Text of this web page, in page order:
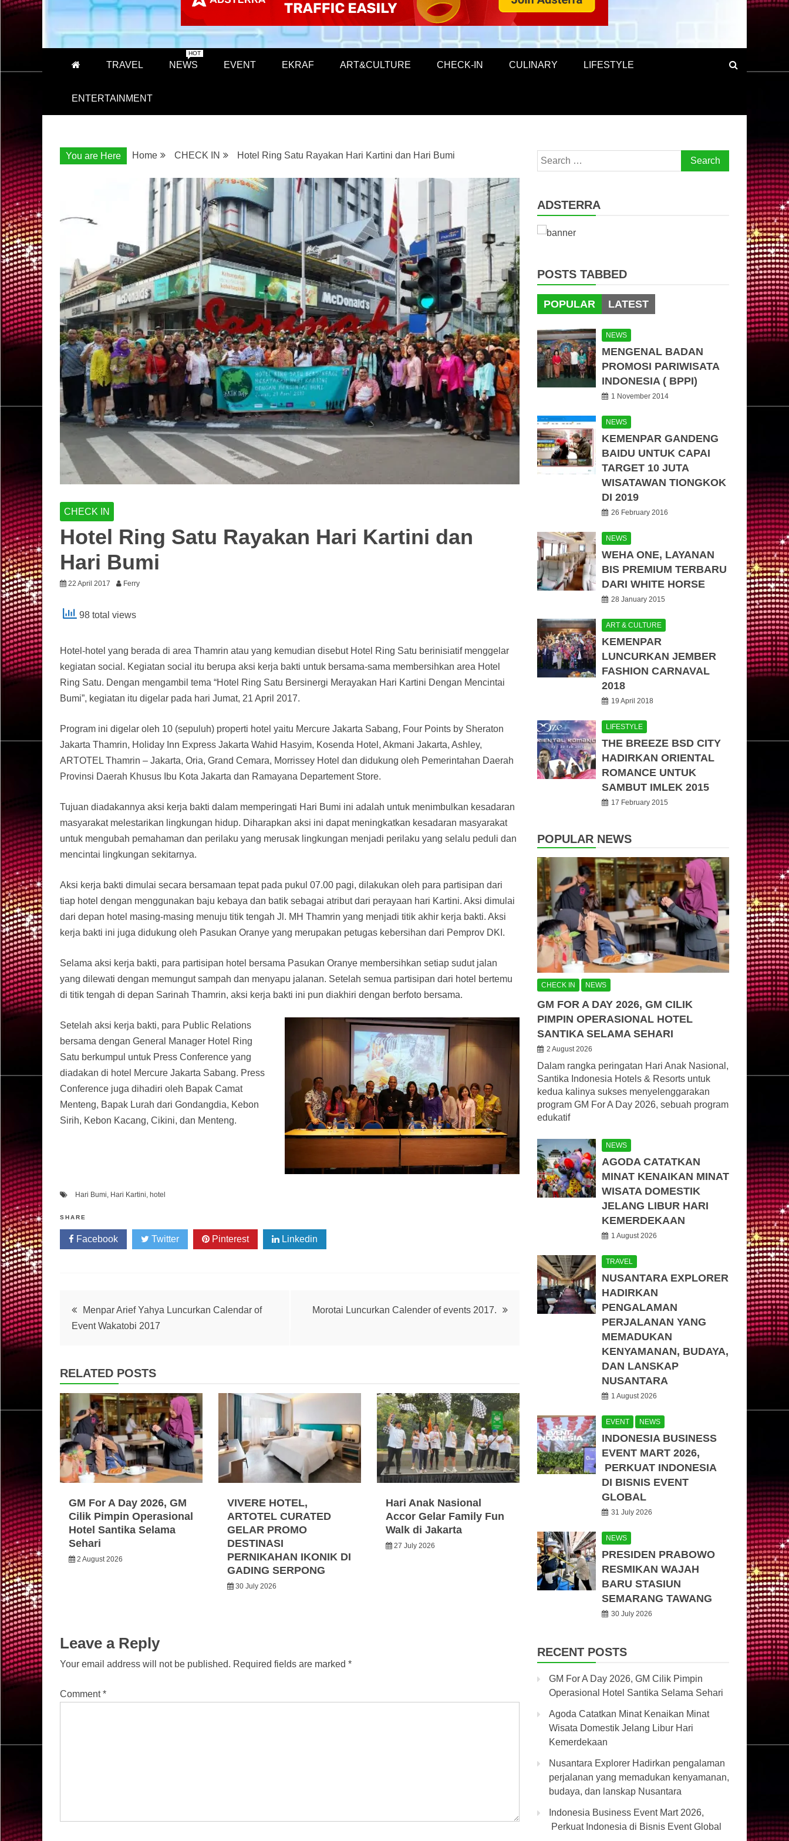
TRAVEL NEWS
HOT
EVENT EKRAF ART&CULTURE CHECK-IN CULINARY LIFESTYLE
ENTERTAINMENT
You are Here Home CHECK IN Hotel Ring Satu Rayakan Hari Kartini dan Hari Bumi
CHECK IN
Hotel Ring Satu Rayakan Hari Kartini dan
Hari Bumi
22 April 2017 Ferry
98 total views
Hotel-hotel yang berada di area Thamrin atau yang kemudian disebut Hotel Ring Satu berinisiatif menggelar
kegiatan social. Kegiatan social itu berupa aksi kerja bakti untuk bersama-sama membersihkan area Hotel
Ring Satu. Dengan mengambil tema “Hotel Ring Satu Bersinergi Merayakan Hari Kartini Dengan Mencintai
Bumi”, kegiatan itu digelar pada hari Jumat, 21 April 2017.
Program ini digelar oleh 10 (sepuluh) properti hotel yaitu Mercure Jakarta Sabang, Four Points by Sheraton
Jakarta Thamrin, Holiday Inn Express Jakarta Wahid Hasyim, Kosenda Hotel, Akmani Jakarta, Ashley,
ARTOTEL Thamrin – Jakarta, Oria, Grand Cemara, Morrissey Hotel dan didukung oleh Pemerintahan Daerah
Provinsi Daerah Khusus Ibu Kota Jakarta dan Ramayana Departement Store.
Tujuan diadakannya aksi kerja bakti dalam memperingati Hari Bumi ini adalah untuk menimbulkan kesadaran
masyarakat melestarikan lingkungan hidup. Diharapkan aksi ini dapat meningkatkan kesadaran masyarakat
untuk mengubah pemahaman dan perilaku yang merusak lingkungan menjadi perilaku yang selalu peduli dan
mencintai lingkungan sekitarnya.
Aksi kerja bakti dimulai secara bersamaan tepat pada pukul 07.00 pagi, dilakukan oleh para partisipan dari
tiap hotel dengan menggunakan baju kebaya dan batik sebagai atribut dari perayaan hari Kartini. Aksi dimulai
dari depan hotel masing-masing menuju titik tengah Jl. MH Thamrin yang menjadi titik akhir kerja bakti. Aksi
kerja bakti ini juga didukung oleh Pasukan Oranye yang merupakan petugas kebersihan dari Pemprov DKI.
Selama aksi kerja bakti, para partisipan hotel bersama Pasukan Oranye membersihkan setiap sudut jalan
yang dilewati dengan memungut sampah dan menyapu jalanan. Setelah semua partisipan dari hotel bertemu
di titik tengah di depan Sarinah Thamrin, aksi kerja bakti ini pun diakhiri dengan berfoto bersama.
Setelah aksi kerja bakti, para Public Relations
bersama dengan General Manager Hotel Ring
Satu berkumpul untuk Press Conference yang
diadakan di hotel Mercure Jakarta Sabang. Press
Conference juga dihadiri oleh Bapak Camat
Menteng, Bapak Lurah dari Gondangdia, Kebon
Sirih, Kebon Kacang, Cikini, dan Menteng.
Hari Bumi, Hari Kartini, hotel
SHARE
Facebook Twitter Pinterest Linkedin
PostMenpar Arief Yahya Luncurkan Calendar of
Event Wakatobi 2017
Morotai Luncurkan Calender of events 2017.
RELATED POSTS
GM For A Day 2026, GM
Cilik Pimpin Operasional
Hotel Santika Selama
Sehari
2 August 2026
VIVERE HOTEL,
ARTOTEL CURATED
GELAR PROMO
DESTINASI
PERNIKAHAN IKONIK DI
GADING SERPONG
30 July 2026
Hari Anak Nasional
Accor Gelar Family Fun
Walk di Jakarta
27 July 2026
Leave a Reply
Your email address will not be published. Required fields are marked *
Comment*
Search
for:
ADSTERRA
POSTS TABBED
POPULAR LATEST
NEWS
MENGENAL BADAN
PROMOSI PARIWISATA
INDONESIA ( BPPI)
1 November 2014
NEWS
KEMENPAR GANDENG
BAIDU UNTUK CAPAI
TARGET 10 JUTA
WISATAWAN TIONGKOK
DI 2019
26 February 2016
NEWS
WEHA ONE, LAYANAN
BIS PREMIUM TERBARU
DARI WHITE HORSE
28 January 2015
ART & CULTURE
KEMENPAR
LUNCURKAN JEMBER
FASHION CARNAVAL
2018
19 April 2018
LIFESTYLE
THE BREEZE BSD CITY
HADIRKAN ORIENTAL
ROMANCE UNTUK
SAMBUT IMLEK 2015
17 February 2015
POPULAR NEWS
CHECK IN NEWS
GM FOR A DAY 2026, GM CILIK
PIMPIN OPERASIONAL HOTEL
SANTIKA SELAMA SEHARI
2 August 2026
Dalam rangka peringatan Hari Anak Nasional,
Santika Indonesia Hotels & Resorts untuk
kedua kalinya sukses menyelenggarakan
program GM For A Day 2026, sebuah program
edukatif
NEWS
AGODA CATATKAN
MINAT KENAIKAN MINAT
WISATA DOMESTIK
JELANG LIBUR HARI
KEMERDEKAAN
1 August 2026
TRAVEL
NUSANTARA EXPLORER
HADIRKAN
PENGALAMAN
PERJALANAN YANG
MEMADUKAN
KENYAMANAN, BUDAYA,
DAN LANSKAP
NUSANTARA
1 August 2026
EVENT NEWS
INDONESIA BUSINESS
EVENT MART 2026,
PERKUAT INDONESIA
DI BISNIS EVENT
GLOBAL
31 July 2026
NEWS
PRESIDEN PRABOWO
RESMIKAN WAJAH
BARU STASIUN
SEMARANG TAWANG
30 July 2026
RECENT POSTS
GM For A Day 2026, GM Cilik Pimpin
Operasional Hotel Santika Selama Sehari
Agoda Catatkan Minat Kenaikan Minat
Wisata Domestik Jelang Libur Hari
Kemerdekaan
Nusantara Explorer Hadirkan pengalaman
perjalanan yang memadukan kenyamanan,
budaya, dan lanskap Nusantara
Indonesia Business Event Mart 2026,
Perkuat Indonesia di Bisnis Event Global